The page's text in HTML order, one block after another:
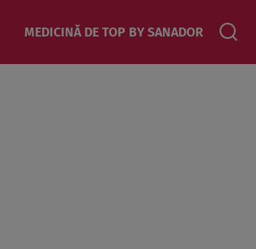
MEDICINĂ DE TOP BY SANADOR